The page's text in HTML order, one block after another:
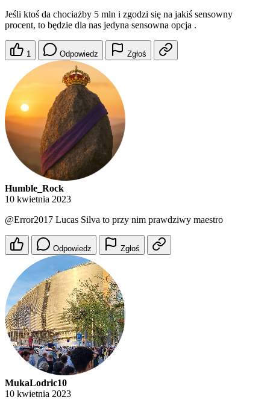
Jeśli ktoś da chociażby 5 mln i zgodzi się na jakiś sensowny
procent, to będzie dla nas jedyna sensowna opcja .
1 Odpowiedz Zgłoś
Humble_Rock
10 kwietnia 2023
@Error2017 Lucas Silva to przy nim prawdziwy maestro
Odpowiedz Zgłoś
MukaLodric10
10 kwietnia 2023